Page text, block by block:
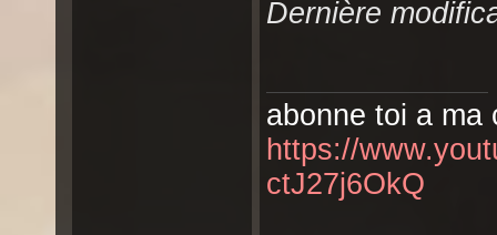
Dernière
abonne toi a ma
https://
ctJ27j6OkQ